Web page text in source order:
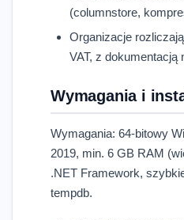
(columnstore,
Organizacje
VAT, z dokumentacją
Wymagania i
Wymagania: 64-bitowy
2019, min. 6 GB RAM
.NET Framework,
tempdb.